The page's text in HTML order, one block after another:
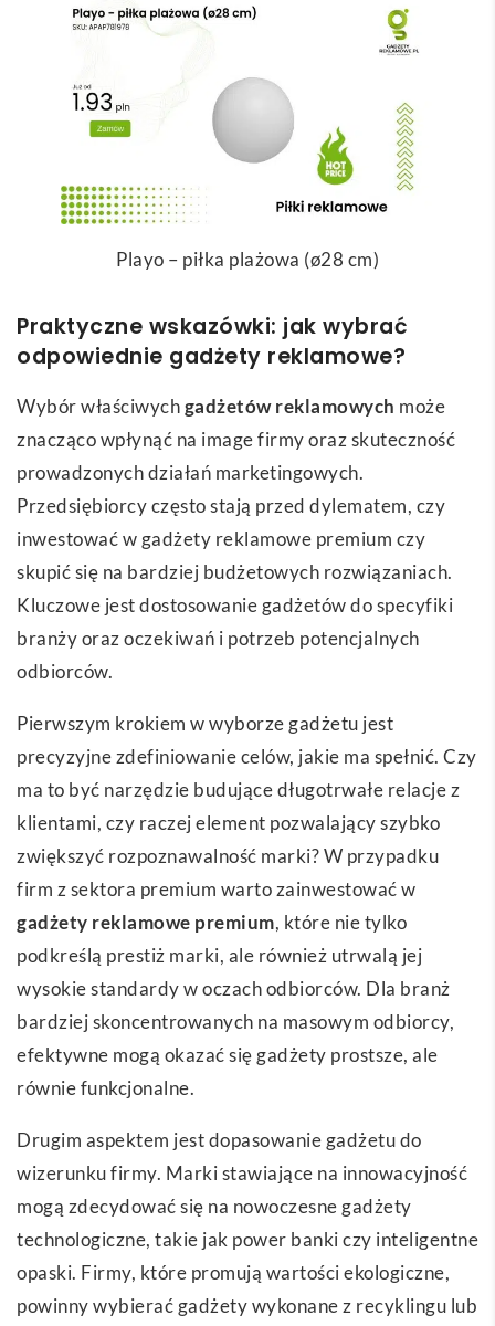
Playo – piłka plażowa (ø28 cm)
Praktyczne wskazówki: jak wybrać
odpowiednie gadżety reklamowe?
Wybór właściwychgadżetów reklamowych może
znacząco wpłynąć na image firmy oraz skuteczność
prowadzonych działań marketingowych.
Przedsiębiorcy często stają przed dylematem, czy
inwestować w gadżety reklamowe premium czy
skupić się na bardziej budżetowych rozwiązaniach.
Kluczowe jest dostosowanie gadżetów do specyfiki
branży oraz oczekiwań i potrzeb potencjalnych
odbiorców.
Pierwszym krokiem w wyborze gadżetu jest
precyzyjne zdefiniowanie celów, jakie ma spełnić. Czy
ma to być narzędzie budujące długotrwałe relacje z
klientami, czy raczej element pozwalający szybko
zwiększyć rozpoznawalność marki? W przypadku
firm z sektora premium warto zainwestować w
gadżety reklamowe premium, które nie tylko
podkreślą prestiż marki, ale również utrwalą jej
wysokie standardy w oczach odbiorców. Dla branż
bardziej skoncentrowanych na masowym odbiorcy,
efektywne mogą okazać się gadżety prostsze, ale
równie funkcjonalne.
Drugim aspektem jest dopasowanie gadżetu do
wizerunku firmy. Marki stawiające na innowacyjność
mogą zdecydować się na nowoczesne gadżety
technologiczne, takie jak power banki czy inteligentne
opaski. Firmy, które promują wartości ekologiczne,
powinny wybierać gadżety wykonane z recyklingu lub